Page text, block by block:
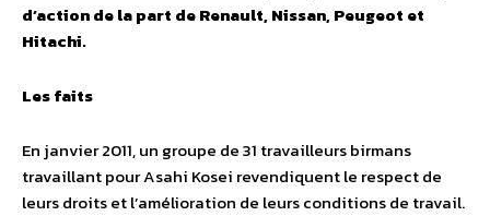
d’action de la part de Renault, Nissan, Peugeot et
Hitachi.
Les faits
En janvier 2011, un groupe de 31 travailleurs birmans
travaillant pour Asahi Kosei revendiquent le respect de
leurs droits et l’amélioration de leurs conditions de travail.